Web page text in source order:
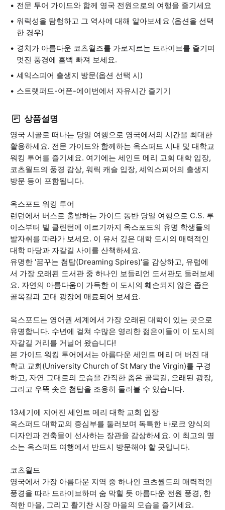
전문 투어 가이드와 함께 영국 전원으로의 여행을 즐기세요
워릭성을 탐험하고 그 역사에 대해 알아보세요 (옵션을 선택
한 경우)
경치가 아름다운 코츠월즈를 가로지르는 드라이브를 즐기며
멋진 풍경에 흠뻑 빠져 보세요.
셰익스피어 출생지 방문(옵션 선택 시)
스트랫퍼드-어폰-에이번에서 자유시간 즐기기
상품설명
영국 시골로 떠나는 당일 여행으로 영국에서의 시간을 최대한
활용하세요. 전문 가이드와 함께하는 옥스퍼드 시내 및 대학교
워킹 투어를 즐기세요. 여기에는 세인트 메리 교회 대학 입장,
코츠월드의 풍경 감상, 워릭 캐슬 입장, 셰익스피어의 출생지
방문 등이 포함됩니다.
옥스포드 워킹 투어
런던에서 버스로 출발하는 가이드 동반 당일 여행으로 C.S. 루
이스부터 빌 클린턴에 이르기까지 옥스포드의 유명 학생들의
발자취를 따라가 보세요. 이 유서 깊은 대학 도시의 매력적인
대학 마당과 자갈길 사이를 산책하세요.
유명한 '꿈꾸는 첨탑(Dreaming Spires)'을 감상하고, 유럽에
서 가장 오래된 도서관 중 하나인 보들리언 도서관도 둘러보세
요. 자연의 아름다움이 가득한 이 도시의 훼손되지 않은 좁은
골목길과 고대 광장에 매료되어 보세요.
옥스포드는 영어권 세계에서 가장 오래된 대학이 있는 곳으로
유명합니다. 수년에 걸쳐 수많은 영리한 젊은이들이 이 도시의
자갈길 거리를 거닐어 왔습니다!
본 가이드 워킹 투어에서는 아름다운 세인트 메리 더 버진 대
학교 교회(University Church of St Mary the Virgin)를 구경
하고, 자연 그대로의 모습을 간직한 좁은 골목길, 오래된 광장,
그리고 우뚝 솟은 첨탑을 조용히 둘러볼 수 있습니다.
13세기에 지어진 세인트 메리 대학 교회 입장
옥스퍼드 대학교의 중심부를 둘러보며 독특한 바로크 양식의
디자인과 건축물이 선사하는 장관을 감상하세요. 이 최고의 명
소는 옥스퍼드 여행에서 반드시 방문해야 할 곳입니다.
코츠월드
영국에서 가장 아름다운 지역 중 하나인 코츠월드의 매력적인
풍경을 따라 드라이브하며 숨 막힐 듯 아름다운 전원 풍경, 한
적한 마을, 그리고 활기찬 시장 마을의 모습을 즐기세요.